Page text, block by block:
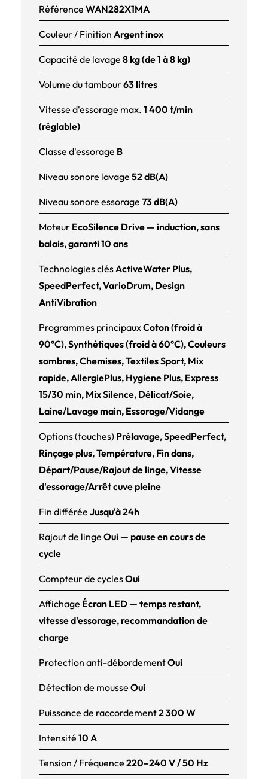
Référence WAN282X1MA
Couleur / Finition Argent inox
Capacité de lavage 8 kg (de 1 à 8 kg)
Volume du tambour63 litres
Vitesse d'essorage max. 1 400 t/min
(réglable)
Classe d'essorage B
Niveau sonore lavage 52 dB(A)
Niveau sonore essorage 73 dB(A)
Moteur EcoSilence Drive — induction, sans
balais, garanti 10 ans
Technologies clésActiveWater Plus,
SpeedPerfect, VarioDrum, Design
AntiVibration
Programmes principauxCoton (froid à
90°C), Synthétiques (froid à 60°C), Couleurs
sombres, Chemises, Textiles Sport, Mix
rapide, AllergiePlus, Hygiene Plus, Express
15/30 min, Mix Silence, Délicat/Soie,
Laine/Lavage main, Essorage/Vidange
Options (touches) Prélavage, SpeedPerfect,
Rinçage plus, Température, Fin dans,
Départ/Pause/Rajout de linge, Vitesse
d'essorage/Arrêt cuve pleine
Fin différée Jusqu'à 24h
Rajout de linge Oui — pause en cours de
cycle
Compteur de cyclesOui
Affichage Écran LED — temps restant,
vitesse d'essorage, recommandation de
charge
Protection anti-débordementOui
Détection de mousse Oui
Puissance de raccordement2 300 W
Intensité 10 A
Tension / Fréquence 220–240 V / 50 Hz